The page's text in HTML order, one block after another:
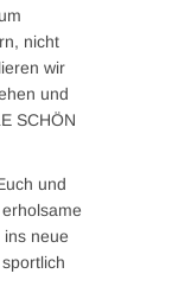
nicht
wir
und
SCHÖN
und
neue